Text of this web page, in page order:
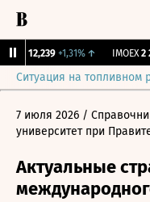
12,239 +1,31% ↑ IMOEX 2
Ситуация на топливном
7 июля 2026 /
университет при
Актуальные